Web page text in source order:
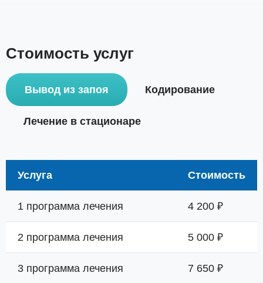
Стоимость услуг
Вывод из запоя Кодирование
Лечение в стационаре
Услуга Стоимость
1 программа лечения 4 200 ₽
2 программа лечения 5 000 ₽
3 программа лечения 7 650 ₽